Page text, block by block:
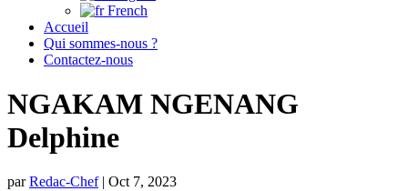
French
Accueil
Qui sommes-nous ?
Contactez-nous
NGAKAM NGENANG
Delphine
parRedac-Chef| Oct 7, 2023